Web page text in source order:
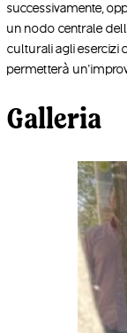
successivamente,
un nodo centrale
culturali agli esercizi
permetterà
Galleria